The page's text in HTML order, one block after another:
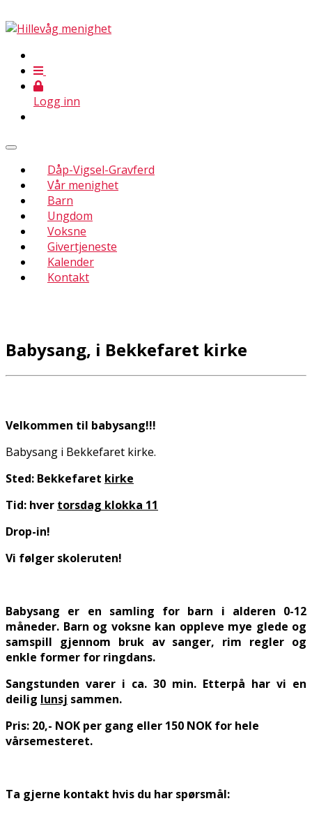
Logg inn
Dåp-Vigsel-Gravferd
Vår menighet
Barn
Ungdom
Voksne
Givertjeneste
Kalender
Kontakt
Babysang, i Bekkefaret kirke
Velkommen til babysang!!!
Babysang i Bekkefaret kirke.
Sted: Bekkefaret kirke
Tid: hver torsdag klokka 11
Drop-in!
Vi følger skoleruten!
Babysang er en samling for barn i alderen 0-12
måneder. Barn og voksne kan oppleve mye glede og
samspill gjennom bruk av sanger, rim regler og
enkle former for ringdans.
Sangstunden varer i ca. 30 min. Etterpå har vi en
deilig lunsj sammen.
Pris: 20,- NOK per gang eller 150 NOK for hele
vårsemesteret.
Ta gjerne kontakt hvis du har spørsmål: